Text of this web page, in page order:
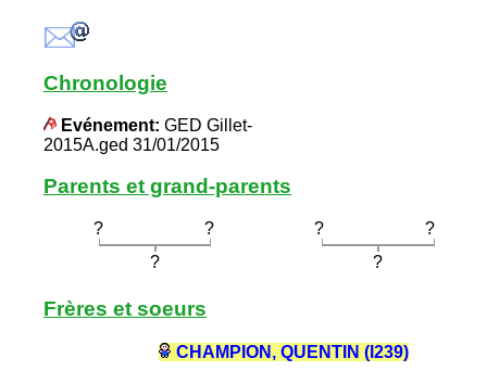
Chronologie
Evénement: GED Gillet-
2015A.ged 31/01/2015
Parents et grand-parents
? ? ?
?
?
?
Frères et soeurs
CHAMPION, QUENTIN (I239)